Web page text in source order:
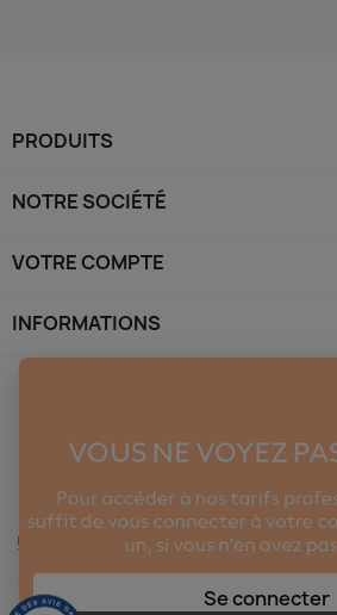
PRODUITS
NOTRE SOCIÉTÉ
VOTRE COMPTE
INFORMATIONS
Se connecter